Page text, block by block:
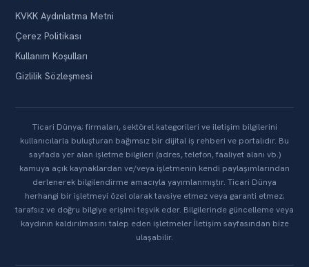
KVKK Aydınlatma Metni
Çerez Politikası
Kullanım Koşulları
Gizlilik Sözleşmesi
Ticari Dünya; firmaları, sektörel kategorileri ve iletişim bilgilerini
kullanıcılarla buluşturan bağımsız bir dijital iş rehberi ve portalıdır. Bu
sayfada yer alan işletme bilgileri (adres, telefon, faaliyet alanı vb.)
kamuya açık kaynaklardan ve/veya işletmenin kendi paylaşımlarından
derlenerek bilgilendirme amacıyla yayımlanmıştır. Ticari Dünya
herhangi bir işletmeyi özel olarak tavsiye etmez veya garanti etmez;
tarafsız ve doğru bilgiye erişimi teşvik eder. Bilgilerinde güncelleme veya
kaydının kaldırılmasını talep eden işletmeler İletişim sayfasından bize
ulaşabilir.